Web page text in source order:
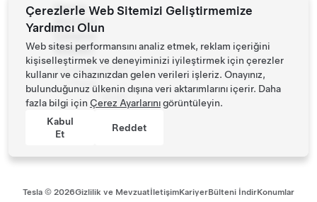
Servis
Merkezi
Çalışma
Saatleri
Pazartesi
- Pazar
09:00
18:00
Tesla © 2026Gizlilik ve MevzuatİletişimKariyerBülteni İndirKonumlar
Çerezlerle Web Sitemizi Geliştirmemize
Yardımcı Olun
Web sitesi performansını analiz etmek, reklam içeriğini
kişiselleştirmek ve deneyiminizi iyileştirmek için çerezler
kullanır ve cihazınızdan gelen verileri işleriz. Onayınız,
bulunduğunuz ülkenin dışına veri aktarımlarını içerir. Daha
fazla bilgi için Çerez Ayarlarınıgörüntüleyin.
Kabul
Et
Reddet